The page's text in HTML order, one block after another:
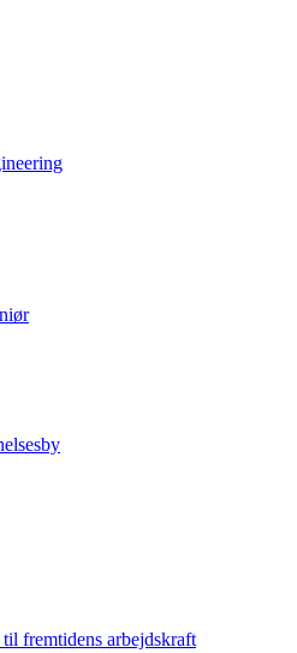
fremtidens arbejdskraft